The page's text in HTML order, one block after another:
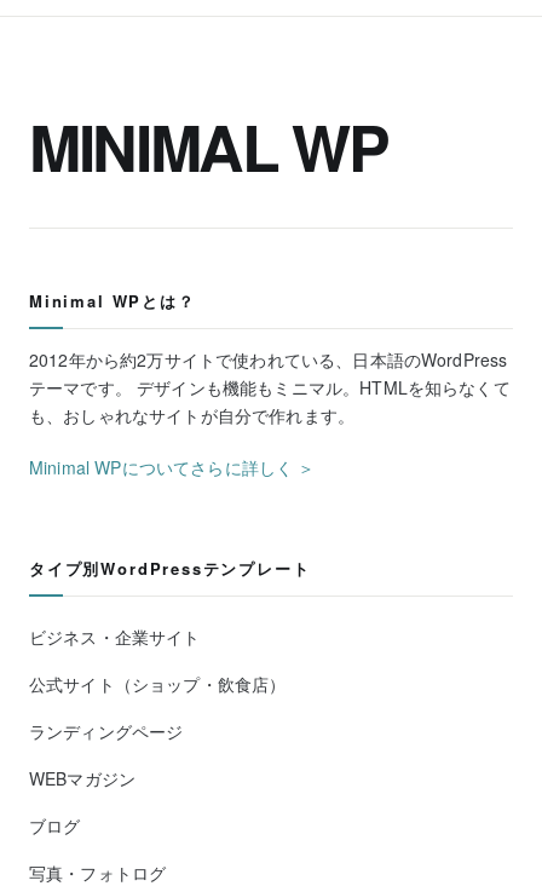
MINIMAL WP
Minimal WPとは？
2012年から約2万サイトで使われている、日本語のWordPress
テーマです。 デザインも機能もミニマル。HTMLを知らなくて
も、おしゃれなサイトが自分で作れます。
Minimal WPについてさらに詳しく ＞
タイプ別WordPressテンプレート
ビジネス・企業サイト
公式サイト（ショップ・飲食店）
ランディングページ
WEBマガジン
ブログ
写真・フォトログ